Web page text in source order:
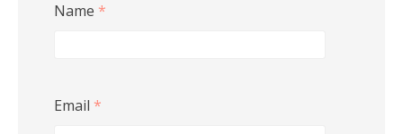
Name *
Email *